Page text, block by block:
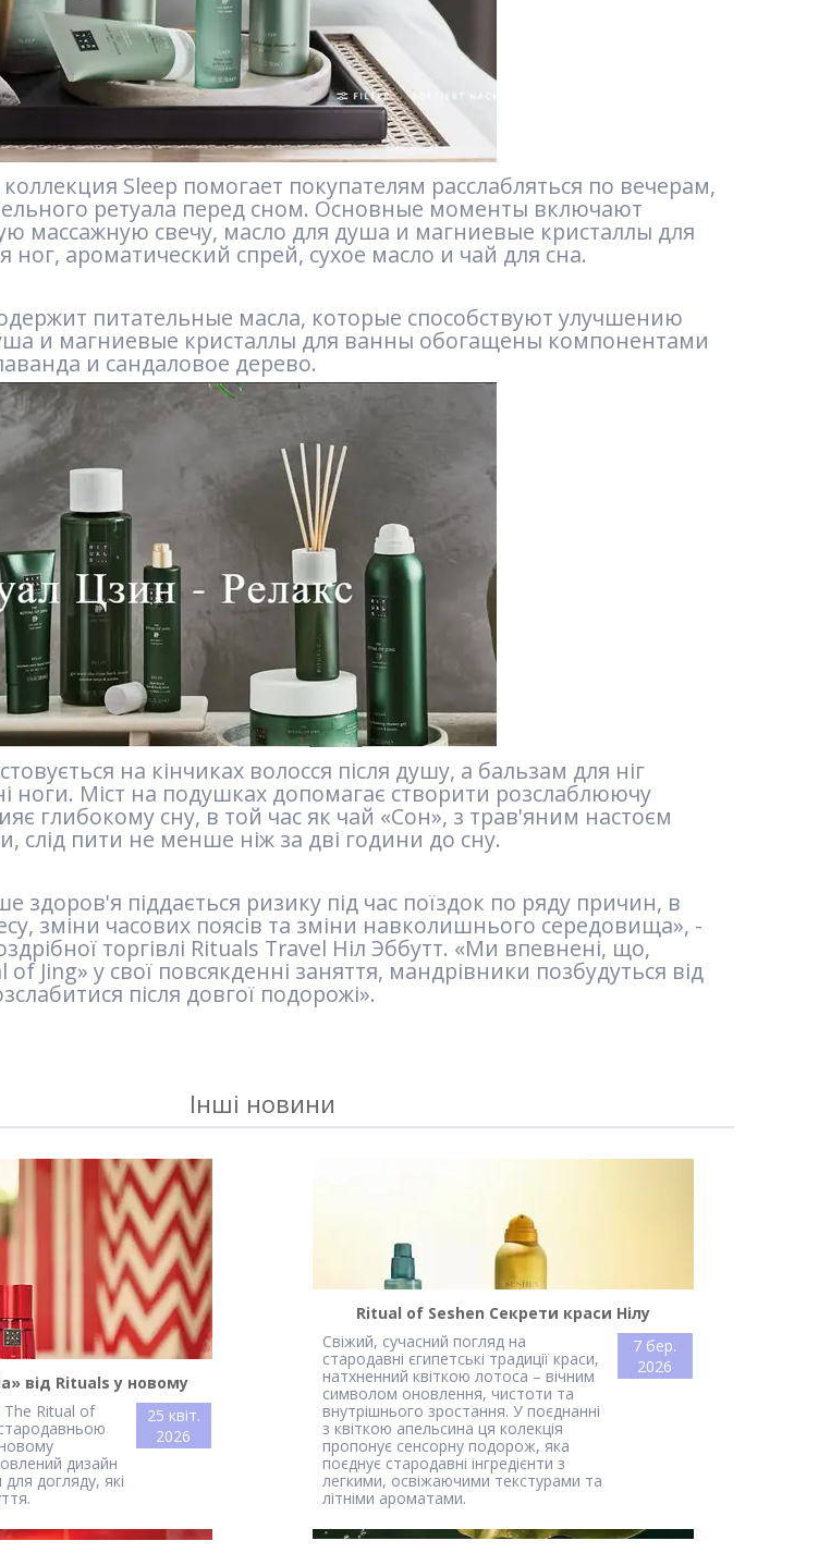
Sleep помогает покупателям расслабляться по вечерам,
ретуала перед сном. Основные моменты включают
массажную свечу, масло для душа и магниевые кристаллы для
ног, ароматический спрей, сухое масло и чай для сна.
питательные масла, которые способствуют улучшению
и магниевые кристаллы для ванны обогащены компонентами
и сандаловое дерево.
на кінчиках волосся після душу, а бальзам для ніг
ноги. Міст на подушках допомагає створити розслаблюючу
глибокому сну, в той час як чай «Сон», з трав'яним настоєм
слід пити не менше ніж за дві години до сну.
здоров'я піддається ризику під час поїздок по ряду причин, в
зміни часових поясів та зміни навколишнього середовища», -
торгівлі Rituals Travel Ніл Эббутт. «Ми впевнені, що,
Jing» у свої повсякденні заняття, мандрівники позбудуться від
після довгої подорожі».
Інші новини
від Rituals у новому
The Ritual of
дизайн
догляду, які
25 квіт.
2026
Ritual of Seshen Секрети краси Нілу
Свіжий, сучасний погляд на
стародавні єгипетські традиції краси,
натхненний квіткою лотоса – вічним
символом оновлення, чистоти та
внутрішнього зростання. У поєднанні
з квіткою апельсина ця колекція
пропонує сенсорну подорож, яка
поєднує стародавні інгредієнти з
легкими, освіжаючими текстурами та
літніми ароматами.
7 бер.
2026